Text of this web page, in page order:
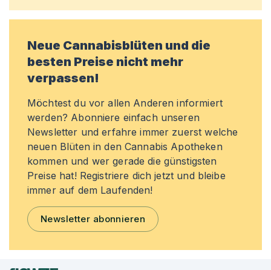
Neue Cannabisblüten und die
besten Preise nicht mehr
verpassen!
Möchtest du vor allen Anderen informiert
werden? Abonniere einfach unseren
Newsletter und erfahre immer zuerst welche
neuen Blüten in den Cannabis Apotheken
kommen und wer gerade die günstigsten
Preise hat! Registriere dich jetzt und bleibe
immer auf dem Laufenden!
Newsletter abonnieren